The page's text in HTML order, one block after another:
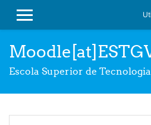
PAINEL LATERAL
Escola Superior de